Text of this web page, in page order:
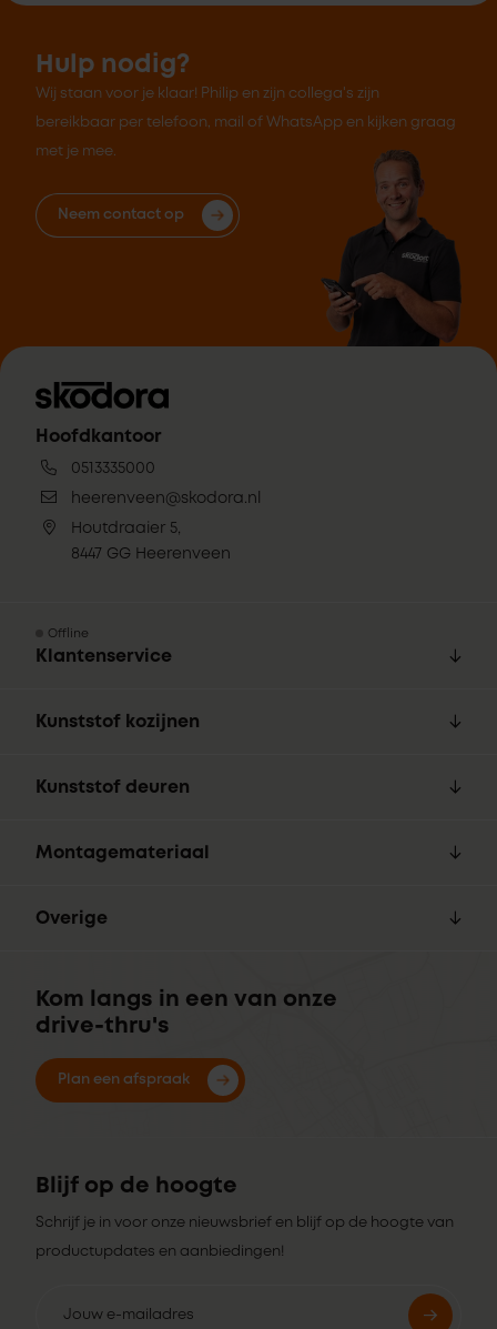
Hulp nodig?
Wij staan voor je klaar! Philip en zijn collega's zijn
bereikbaar per telefoon, mail of WhatsApp en kijken graag
met je mee.
Neem contact op
Hoofdkantoor
0513335000
heerenveen@skodora.nl
Houtdraaier 5,
8447 GG Heerenveen
Offline
Klantenservice
Kunststof kozijnen
Kunststof deuren
Montagemateriaal
Overige
Kom langs in een van onze
drive-thru's
Plan een afspraak
Blijf op de hoogte
Schrijf je in voor onze nieuwsbrief en blijf op de hoogte van
productupdates en aanbiedingen!